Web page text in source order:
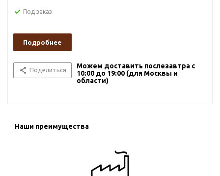
Под заказ
Подробнее
Поделиться
Можем доставить послезавтра с
10:00 до 19:00 (для Москвы и
области)
Наши преимущества